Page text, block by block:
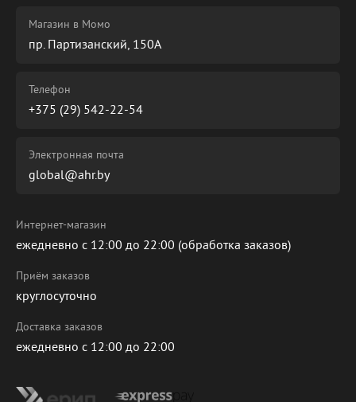
Магазин в Момо
пр. Партизанский, 150А
Телефон
+375 (29) 542-22-54
Электронная почта
global@ahr.by
Интернет-магазин
ежедневно с 12:00 до 22:00 (обработка заказов)
Приём заказов
круглосуточно
Доставка заказов
ежедневно с 12:00 до 22:00